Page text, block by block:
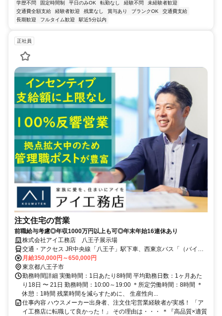
学歴不問
固定時間制 平日のみOK 転勤なし 経験不問
未経験者歓迎
交通費全額支給
経験者歓迎 残業なし 賞与あり ブランクOK
交通費支給
長期歓迎
フルタイム歓迎 駅近5分以内
正社員
注文住宅の営業
前職給与考慮◎年収1000万円以上も可◎年末年始16連休あり
株式会社アイ工務店 八王子展示場
交通・アクセス JR中央線「八王子」駅下車、西東京バス「（バイパ
ス経由）宇津木台」行き、「バイパス大谷」下車
月給350,000円～650,000円
東京都八王子市
勤務時間詳細 実働時間：1日あたり8時間 平均勤務日数：1ヶ月あた
り18日 〜 21日 勤務時間：10:00～19:00 ＊所定労働時間：8時間 ＊
休憩：1時間 残業時間を減らすために、 生産性向...
仕事内容 ハウスメーカー出身者、注文住宅営業経験者が実感！ 「ア
イ工務店に転職して良かった！」 その理由は・・・ ＊『高品質×適質